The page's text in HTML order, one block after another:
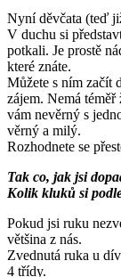
Nyní děvčata (teď
V duchu si
potkali. Je prostě
které znáte.
Můžete s ním začít
zájem. Nemá
vám nevěrný s
věrný a milý.
Rozhodnete se
Tak co, jak jsi
Kolik kluků si
Pokud jsi ruku
většina z nás.
Zvednutá ruka u
4 třídy.